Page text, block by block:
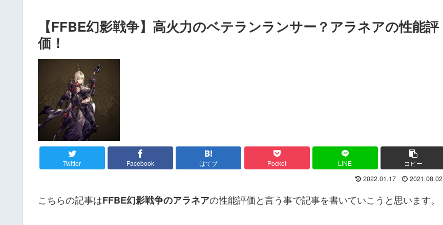
【FFBE幻影戦争】高火力のベテランランサー？アラネアの性能評
価！
Twitter Facebook はてブ Pocket LINE コピー
2022.01.17 2021.08.02
こちらの記事はFFBE幻影戦争のアラネアの性能評価と言う事で記事を書いていこうと思います。